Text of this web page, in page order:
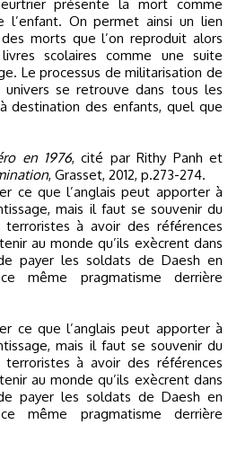
présente la mort comme
l’enfant. On permet ainsi un lien
morts que l’on reproduit alors
scolaires comme une suite
Le processus de militarisation de
se retrouve dans tous les
destination des enfants, quel que
en 1976, cité par Rithy Panh et
, Grasset, 2012, p.273-274.
ce que l’anglais peut apporter à
mais il faut se souvenir du
à avoir des références
au monde qu’ils exècrent dans
payer les soldats de Daesh en
même pragmatisme derrière
ce que l’anglais peut apporter à
mais il faut se souvenir du
à avoir des références
au monde qu’ils exècrent dans
payer les soldats de Daesh en
même pragmatisme derrière